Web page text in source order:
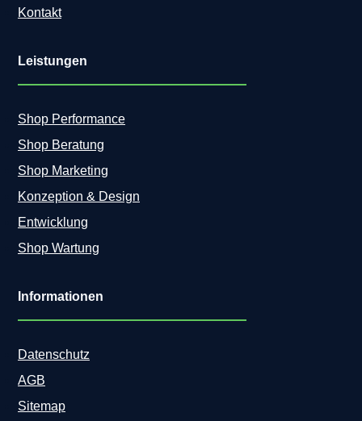
Kontakt
Leistungen
Shop Performance
Shop Beratung
Shop Marketing
Konzeption & Design
Entwicklung
Shop Wartung
Informationen
Datenschutz
AGB
Sitemap